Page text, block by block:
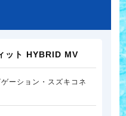
ット HYBRID MV
ーション・スズキコネ